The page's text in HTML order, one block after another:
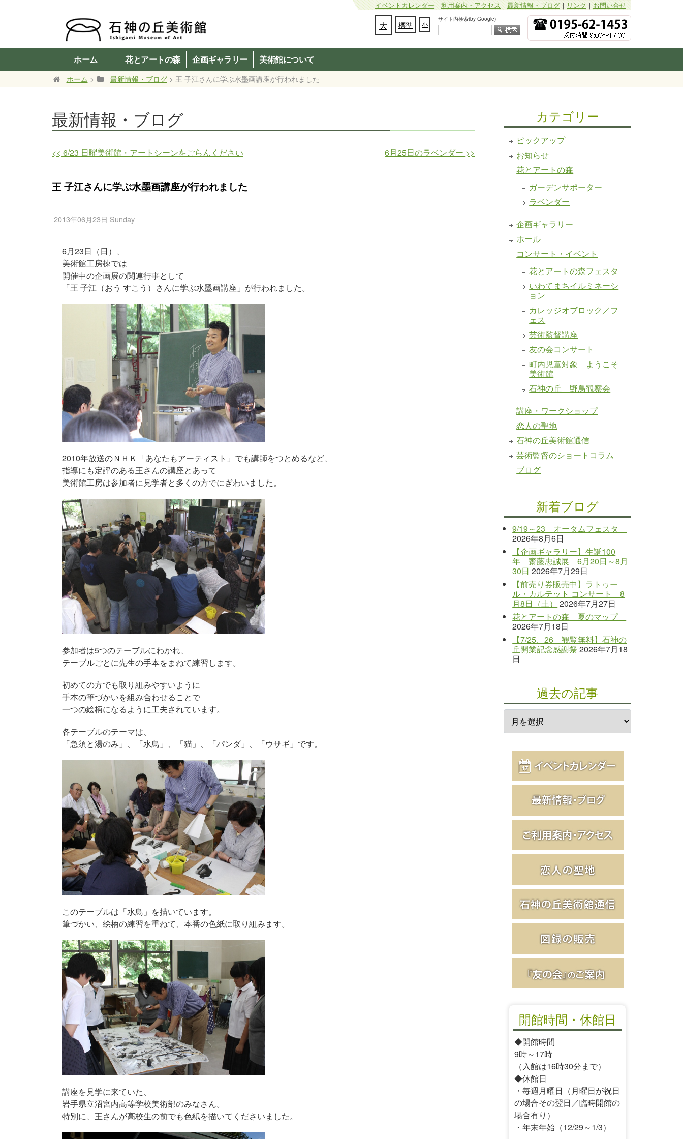
イベントカレンダー｜利用案内・アクセス｜最新情報・ブログ｜リンク｜お問い合せ
サイト内検索(by Google)
大 標準 小
ホーム 花とアートの森 企画ギャラリー 美術館について
ホーム > 最新情報・ブログ > 王 子江さんに学ぶ水墨画講座が行われました
最新情報・ブログ
<< 6/23 日曜美術館・アートシーンをごらんください 6月25日のラベンダー >>
王 子江さんに学ぶ水墨画講座が行われました
2013年06月23日 Sunday
6月23日（日）、
美術館工房棟では
開催中の企画展の関連行事として
「王 子江（おう すこう）さんに学ぶ水墨画講座」が行われました。
2010年放送のＮＨＫ「あなたもアーティスト」でも講師をつとめるなど、
指導にも定評のある王さんの講座とあって
美術館工房は参加者に見学者と多くの方でにぎわいました。
参加者は5つのテーブルにわかれ、
テーブルごとに先生の手本をまねて練習します。
初めての方でも取り組みやすいように
手本の筆づかいを組み合わせることで
一つの絵柄になるように工夫されています。
各テーブルのテーマは、
「急須と湯のみ」、「水鳥」、「猫」、「パンダ」、「ウサギ」です。
このテーブルは「水鳥」を描いています。
筆づかい、絵柄の練習を重ねて、本番の色紙に取り組みます。
講座を見学に来ていた、
岩手県立沼宮内高等学校美術部のみなさん。
特別に、王さんが高校生の前でも色紙を描いてくださいました。
カテゴリー
ピックアップ
お知らせ
花とアートの森
ガーデンサポーター
ラベンダー
企画ギャラリー
ホール
コンサート・イベント
花とアートの森フェスタ
いわてまちイルミネーシ
ョン
カレッジオブロック／フ
ェス
芸術監督講座
友の会コンサート
町内児童対象 ようこそ
美術館
石神の丘 野鳥観察会
講座・ワークショップ
恋人の聖地
石神の丘美術館通信
芸術監督のショートコラム
ブログ
新着ブログ
9/19～23 オータムフェスタ
2026年8月6日
【企画ギャラリー】生誕100
年 齋藤忠誠展 6月20日～8月
30日 2026年7月29日
【前売り券販売中】ラトゥー
ル・カルテット コンサート 8
月8日（土）
2026年7月27日
花とアートの森 夏のマップ
2026年7月18日
【7/25、26 観覧無料】石神の
丘開業記念感謝祭 2026年7月18
日
過去の記事
開館時間・休館日
◆開館時間
9時～17時
（入館は16時30分まで）
◆休館日
・毎週月曜日（月曜日が祝日
の場合その翌日／臨時開館の
場合有り）
・年末年始（12/29～1/3）